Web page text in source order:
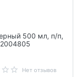
500 мл, п/п,
Нет отзывов